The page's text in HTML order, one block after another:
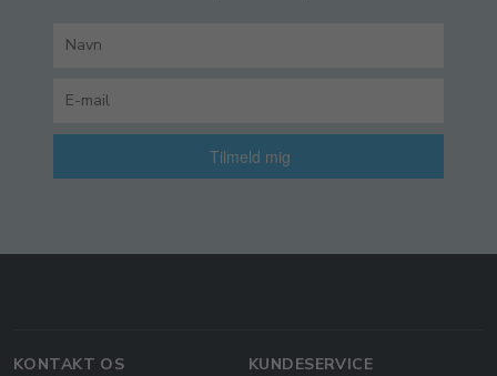
Tilmeld mig
KONTAKT OS KUNDESERVICE